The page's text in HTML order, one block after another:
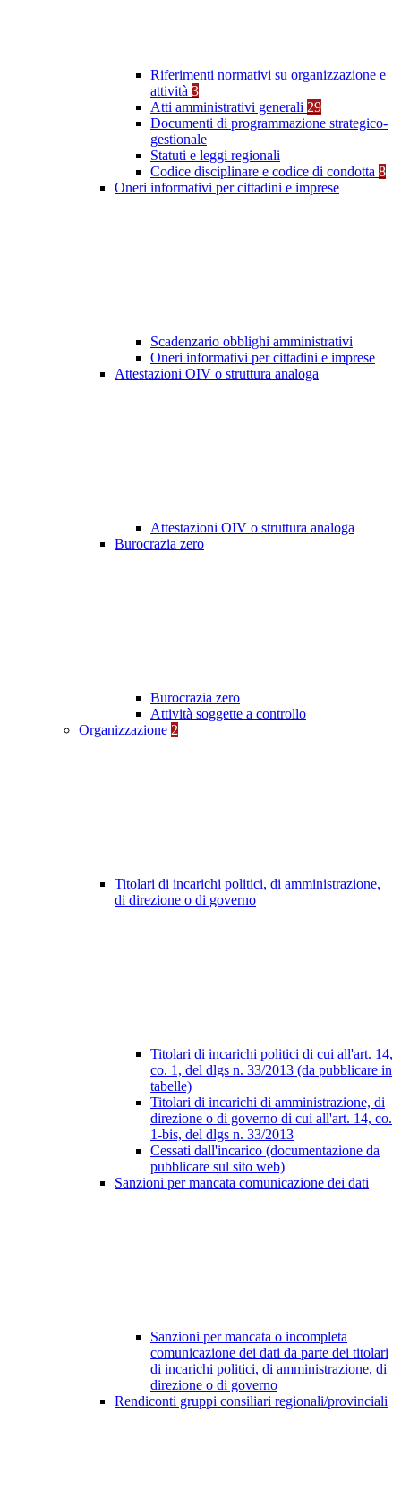
Riferimenti normativi su organizzazione e
attività 3
Atti amministrativi generali 29
Documenti di programmazione strategico-
gestionale
Statuti e leggi regionali
Codice disciplinare e codice di condotta 8
Oneri informativi per cittadini e imprese
Scadenzario obblighi amministrativi
Oneri informativi per cittadini e imprese
Attestazioni OIV o struttura analoga
Attestazioni OIV o struttura analoga
Burocrazia zero
Burocrazia zero
Attività soggette a controllo
Organizzazione 2
Titolari di incarichi politici, di amministrazione,
di direzione o di governo
Titolari di incarichi politici di cui all'art. 14,
co. 1, del dlgs n. 33/2013 (da pubblicare in
tabelle)
Titolari di incarichi di amministrazione, di
direzione o di governo di cui all'art. 14, co.
1-bis, del dlgs n. 33/2013
Cessati dall'incarico (documentazione da
pubblicare sul sito web)
Sanzioni per mancata comunicazione dei dati
Sanzioni per mancata o incompleta
comunicazione dei dati da parte dei titolari
di incarichi politici, di amministrazione, di
direzione o di governo
Rendiconti gruppi consiliari regionali/provinciali